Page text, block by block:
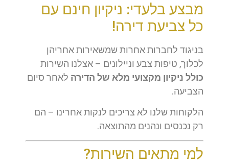
מבצע בלעדי: ניקיון חינם עם
כל צביעת דירה!
בניגוד לחברות אחרות שמשאירות אחריהן
לכלוך, טיפות צבע וניילונים – אצלנו השירות
כולל ניקיון מקצועי מלא של הדירה לאחר סיום
הצביעה.
הלקוחות שלנו לא צריכים לנקות אחרינו – הם
רק נכנסים ונהנים מהתוצאה.
למי מתאים השירות?